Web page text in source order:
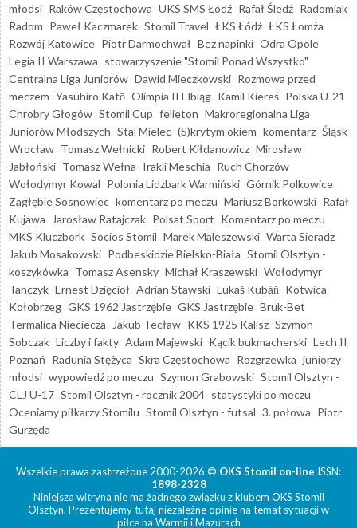
młodsi Raków Częstochowa UKS SMS Łódź Rafał Śledź Radomiak
Radom Paweł Kaczmarek Stomil Travel ŁKS Łódź ŁKS Łomża
Rozwój Katowice Piotr Darmochwał Bez napinki Odra Opole
Legia II Warszawa stowarzyszenie "Stomil Ponad Wszystko"
Centralna Liga Juniorów Dawid Mieczkowski Rozmowa przed
meczem Yasuhiro Katō Olimpia II Elbląg Kamil Kiereś Polska U-21
Chrobry Głogów Stomil Cup felieton Makroregionalna Liga
Juniorów Młodszych Stal Mielec (S)krytym okiem komentarz Śląsk
Wrocław Tomasz Wełnicki Robert Kiłdanowicz Mirosław
Jabłoński Tomasz Wełna Irakli Meschia Ruch Chorzów
Wołodymyr Kowal Polonia Lidzbark Warmiński Górnik Polkowice
Zagłębie Sosnowiec komentarz po meczu Mariusz Borkowski Rafał
Kujawa
Jarosław Ratajczak Polsat Sport Komentarz po meczu
MKS Kluczbork Socios Stomil Marek Maleszewski Warta Sieradz
Jakub Mosakowski Podbeskidzie Bielsko-Biała Stomil Olsztyn -
koszykówka Tomasz Asensky Michał Kraszewski Wołodymyr
Tanczyk Ernest Dzięcioł Adrian Stawski Lukáš Kubáň Kotwica
Kołobrzeg GKS 1962 Jastrzębie GKS Jastrzębie Bruk-Bet
Termalica Nieciecza
Jakub Tecław KKS 1925 Kalisz Szymon
Sobczak Liczby i fakty Adam Majewski Kącik bukmacherski Lech II
Poznań Radunia Stężyca Skra Częstochowa Rozgrzewka juniorzy
młodsi wypowiedź po meczu Szymon Grabowski Stomil Olsztyn -
CLJ U-17 Stomil Olsztyn - rocznik 2004 statystyki po meczu
Oceniamy piłkarzy Stomilu Stomil Olsztyn - futsal 3. połowa Piotr
Gurzęda
Wszelkie prawa zastrzeżone 2000-2026 © OKS Stomil on-line ISSN:
1898-2328
Niniejsza witryna nie ma żadnego związku z klubem OKS Stomil
Olsztyn. Prezentujemy tutaj niezależne opinie na temat sytuacji w
piłce na Warmii i Mazurach